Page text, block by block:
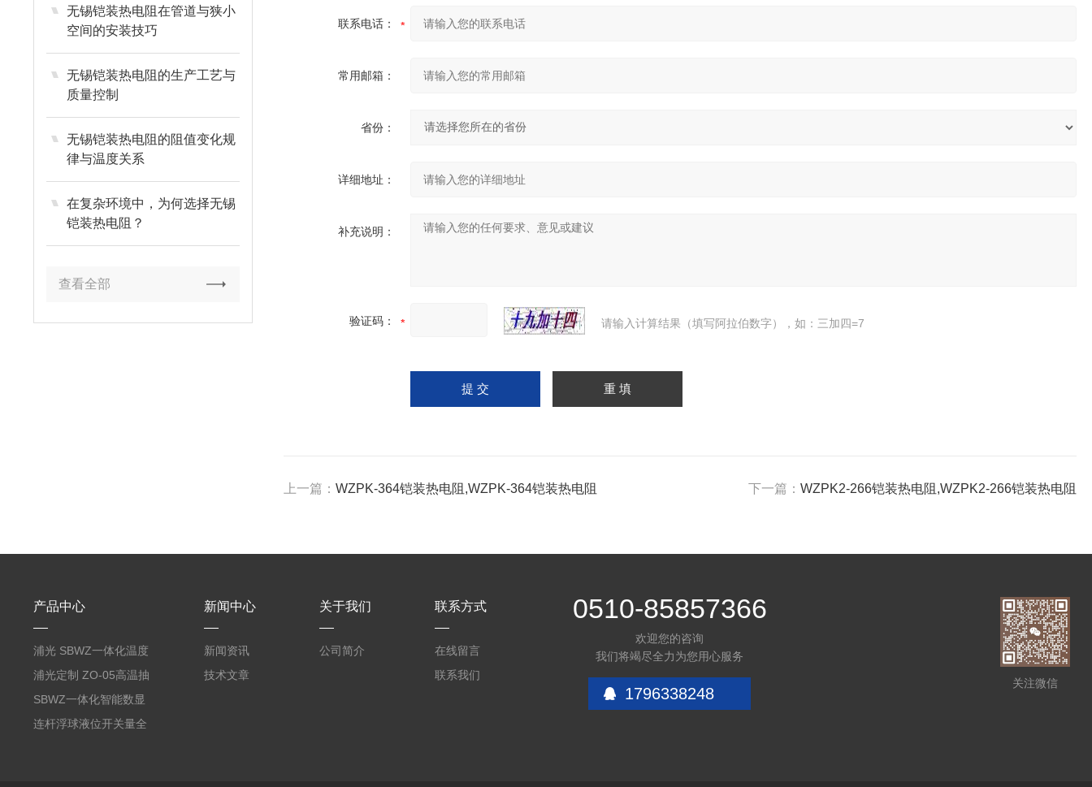
无锡铠装热电阻在管道与狭小
空间的安装技巧
无锡铠装热电阻的生产工艺与
质量控制
无锡铠装热电阻的阻值变化规
律与温度关系
在复杂环境中，为何选择无锡
铠装热电阻？
查看全部
联系电话：
常用邮箱：
省份：
详细地址：
补充说明：
验证码： 请输入计算结果（填写阿拉伯数字），如：三加四=7
上一篇：WZPK-364铠装热电阻,WZPK-364铠装热电阻 下一篇： WZPK2-266铠装热电阻,WZPK2-266铠装热电阻
产品中心
浦光 SBWZ一体化温度
变送器传感器 防爆热电
阻PT100 数显远传4-
20mA2
浦光定制 ZO-05高温抽
气式氧化锆分析仪 防爆
耐腐蚀检测仪
SBWZ一体化智能数显
温度变送器传感器防爆
连杆浮球液位开关量全
新闻中心
新闻资讯
技术文章
关于我们
公司简介
联系方式
在线留言
联系我们
0510-85857366
欢迎您的咨询
我们将竭尽全力为您用心服务
1796338248
关注微信